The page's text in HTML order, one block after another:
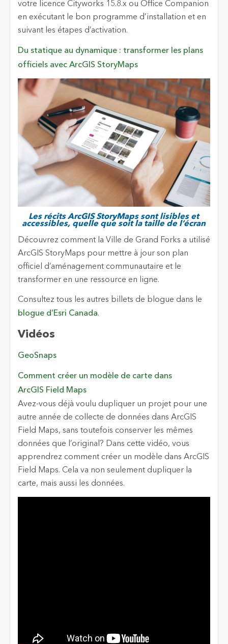
votre licence Cityworks 15.8.x ou Office Companion
en exécutant le bon programme d’installation et en
suivant les étapes d’activation.
Du statique au dynamique : transformer les plans
officiels avec ArcGIS StoryMaps
Les récits ArcGIS StoryMaps sont lisibles et
accessibles, quelle que soit la taille de l’écran
Découvrez comment la Ville de Grand Forks a utilisé
ArcGIS StoryMaps pour mettre à jour son plan
officiel d’aménagement communautaire et le
transformer en une ressource en ligne.
Consultez tous les autres billets de blogue dans le
blogue d’Esri Canada.
Vidéos
GeoSnaps
Comment créer un modèle de carte dans
ArcGIS Field Maps
Avez-vous déjà voulu dupliquer un projet pour une
autre année de collecte de données dans ArcGIS
Field Maps, sans toutefois conserver les mêmes
données que l’original? Dans cette vidéo, vous
apprendrez comment créer un modèle dans ArcGIS
Field Maps. Cela va non seulement dupliquer la
carte, mais aussi les données.